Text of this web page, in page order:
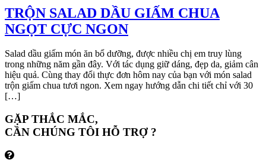
TRỘN SALAD DẦU GIẤM CHUA
NGỌT CỰC NGON
Salad dầu giấm món ăn bổ dưỡng, được nhiều chị em truy lùng
trong những năm gần đây. Với tác dụng giữ dáng, đẹp da, giảm cân
hiệu quả. Cùng thay đổi thực đơn hôm nay của bạn với món salad
trộn giấm chua tươi ngon. Xem ngay hướng dẫn chi tiết chỉ với 30
[…]
GẶP THẮC MẮC,
CẦN CHÚNG TÔI HỖ TRỢ ?